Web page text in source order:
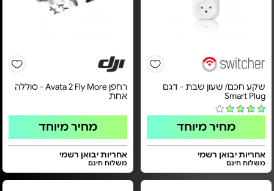
שקע חכם/ שעון שבת - דגם
Smart Plug
מחיר מיוחד
אחריות יבואן רשמי
משלוח חינם
רחפן Avata 2 Fly More - סוללה
אחת
מחיר מיוחד
אחריות יבואן רשמי
משלוח חינם